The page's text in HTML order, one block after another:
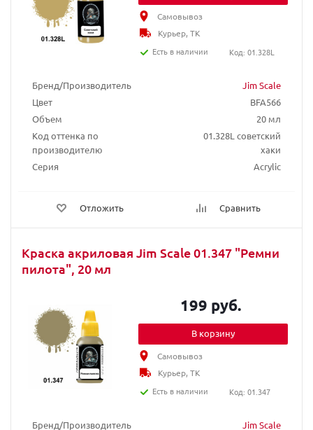
Бренд/Производитель
Jim Scale
Цвет
BFA566
Объем
20 мл
Код оттенка по
производителю
01.328L советский
хаки
Серия
Acrylic
Отложить Сравнить
Самовывоз
Курьер, ТК
Есть в наличии
Код: 01.328L
Краска акриловая Jim Scale 01.347 "Ремни
пилота", 20 мл
Бренд/Производитель
Jim Scale
199 руб.
В корзину
Самовывоз
Курьер, ТК
Есть в наличии
Код: 01.347